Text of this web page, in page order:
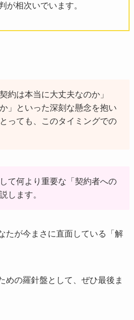
が相次いでいます。
約は本当に大丈夫なのか」
」といった深刻な懸念を抱い
っても、このタイミングでの
て何より重要な「契約者への
します。
たが今まさに直面している「解
めの羅針盤として、ぜひ最後ま